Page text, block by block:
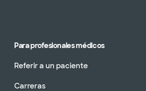
Para profesionales médicos
Referir a un paciente
Carreras